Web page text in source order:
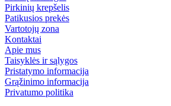
Pirkinių krepšelis
Patikusios prekės
Vartotojų zona
Kontaktai
Apie mus
Taisyklės ir sąlygos
Pristatymo informacija
Grąžinimo informacija
Privatumo politika